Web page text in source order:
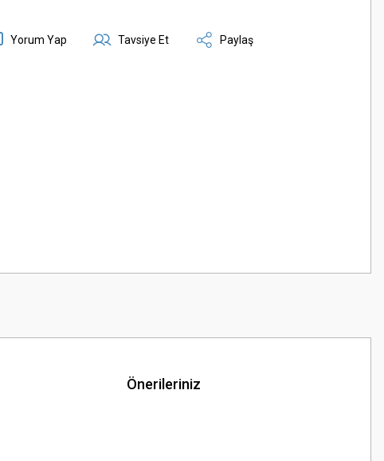
Yorum Yap Tavsiye Et Paylaş
Önerileriniz